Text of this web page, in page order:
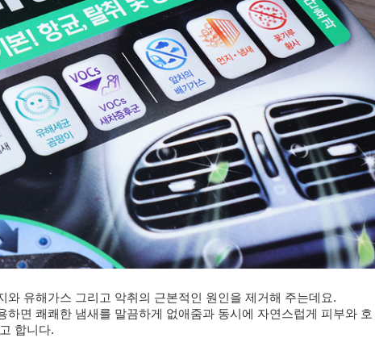
와 유해가스 그리고 악취의 근본적인 원인을 제거해 주는데요.
하면 쾌쾌한 냄새를 말끔하게 없애줌과 동시에 자연스럽게 피부와 호
합니다.